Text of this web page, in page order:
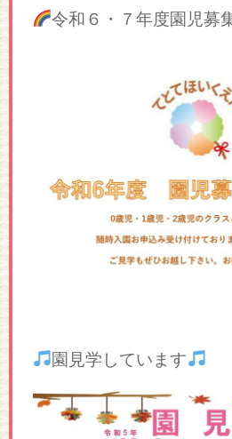
令和６・７年度園児募
園見学しています